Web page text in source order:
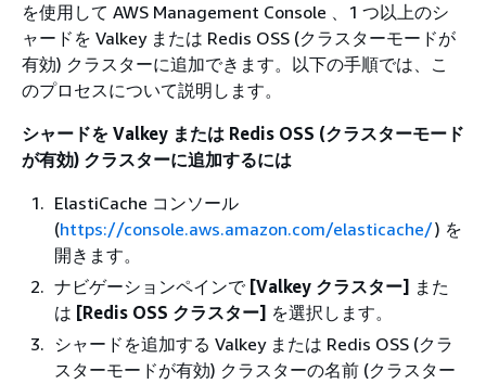
を使用して AWS Management Console 、1 つ以上のシ
ャードを Valkey または Redis OSS (クラスターモードが
有効) クラスターに追加できます。以下の手順では、こ
のプロセスについて説明します。
シャードを Valkey または Redis OSS (クラスターモード
が有効) クラスターに追加するには
ElastiCache コンソール
(https://console.aws.amazon.com/elasticache/) を
開きます。
ナビゲーションペインで [Valkey クラスター] また
は [Redis OSS クラスター] を選択します。
シャードを追加する Valkey または Redis OSS (クラ
スターモードが有効) クラスターの名前 (クラスター